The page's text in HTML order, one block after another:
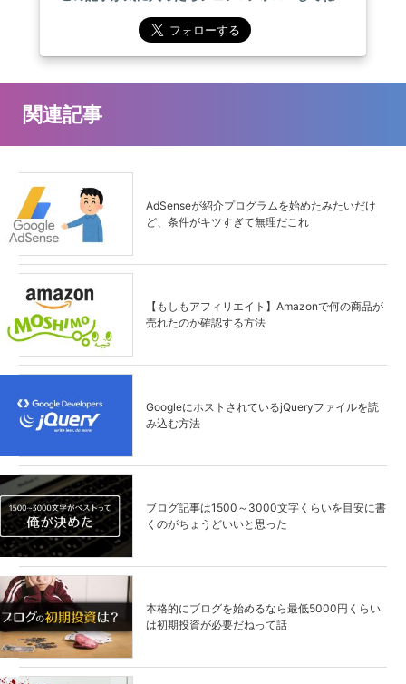
関連記事
AdSenseが紹介プログラムを始めたみたいだけ
ど、条件がキツすぎて無理だこれ
【もしもアフィリエイト】Amazonで何の商品が
売れたのか確認する方法
GoogleにホストされているjQueryファイルを読
み込む方法
ブログ記事は1500～3000文字くらいを目安に書
くのがちょうどいいと思った
本格的にブログを始めるなら最低5000円くらい
は初期投資が必要だねって話